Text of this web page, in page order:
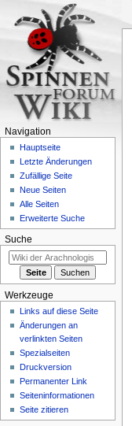
Navigation
Hauptseite
Letzte Änderungen
Zufällige Seite
Neue Seiten
Alle Seiten
Erweiterte Suche
Suche
Werkzeuge
Links auf diese Seite
Änderungen an
verlinkten Seiten
Spezialseiten
Druckversion
Permanenter Link
Seiten­­informationen
Seite zitieren